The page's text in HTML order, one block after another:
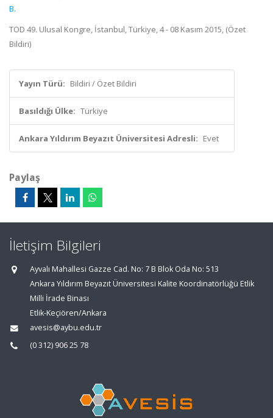
B.
TOD 49. Ulusal Kongre, İstanbul, Türkiye, 4 - 08 Kasım 2015, (Özet
Bildiri)
Yayın Türü: Bildiri / Özet Bildiri
Basıldığı Ülke: Türkiye
Ankara Yıldırım Beyazıt Üniversitesi Adresli: Evet
Paylaş
İletişim Bilgileri
Ayvalı Mahallesi Gazze Cad. No: 7 B Blok Oda No: 513
Ankara Yıldırım Beyazıt Üniversitesi Kalite Koordinatörlüğü Etlik
Milli İrade Binası
Etlik-Keçiören/Ankara
avesis@aybu.edu.tr
(0 312) 906 25 78